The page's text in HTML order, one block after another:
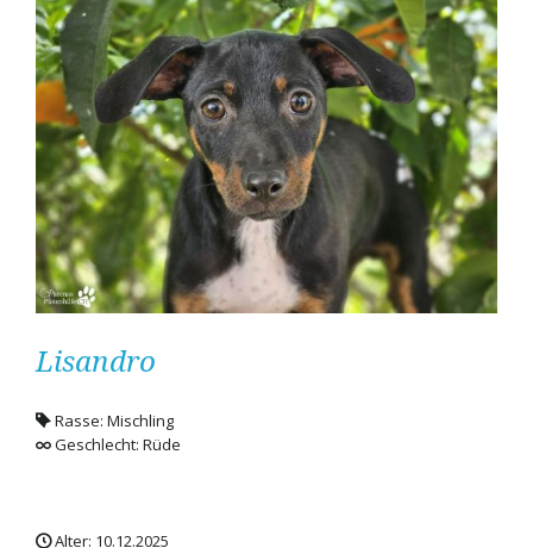
Lisandro
Rasse: Mischling
Geschlecht: Rüde
Alter: 10.12.2025